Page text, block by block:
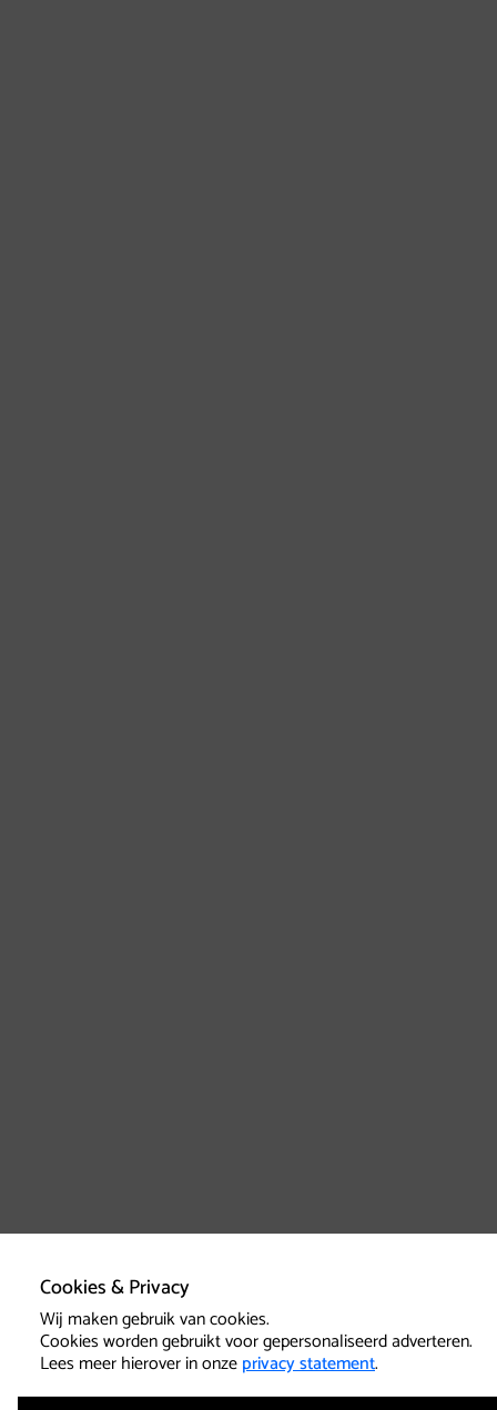
Cookies & Privacy
Wij maken gebruik van cookies.
Cookies worden gebruikt voor gepersonaliseerd adverteren.
Lees meer hierover in onzeprivacy statement.